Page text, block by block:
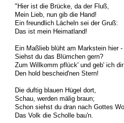
"Hier ist die Brücke, da der Fluß,
Mein Lieb, nun gib die Hand!
Ein freundlich Lächeln sei der Gruß:
Das ist mein Heimatland!
Ein Maßlieb blüht am Markstein hier -
Siehst du das Blümchen gern?
Zum Willkomm pflück' und geb' ich dir
Den hold bescheid'nen Stern!
Die duftig blauen Hügel dort,
Schau, werden mälig braun;
Schon siehst du dran nach Gottes
Das Volk die Scholle bau'n.